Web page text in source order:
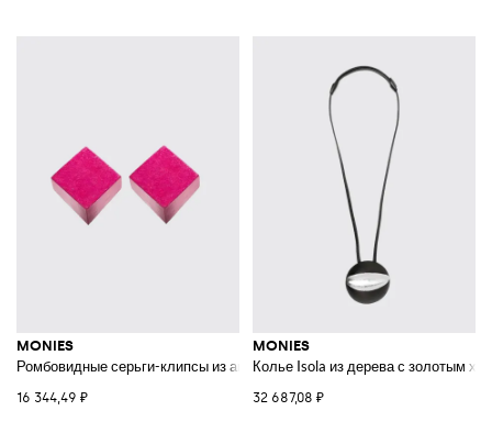
MONIES
Ромбовидные серьги-клипсы из акации и серебра
16 344,49 ₽
MONIES
Колье Isola из дерева с золотым
32 687,08 ₽